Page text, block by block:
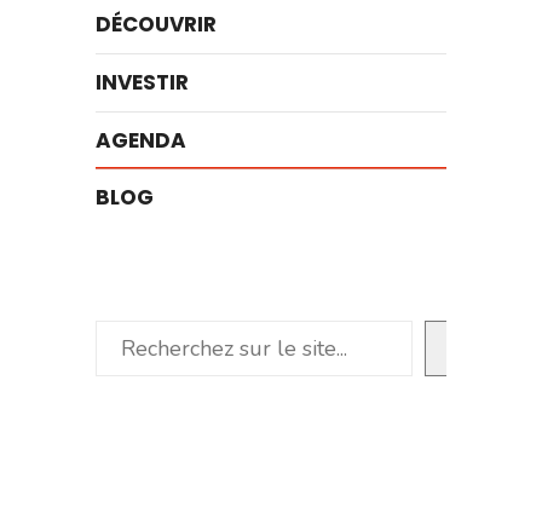
DÉCOUVRIR
INVESTIR
AGENDA
BLOG
Rechercher